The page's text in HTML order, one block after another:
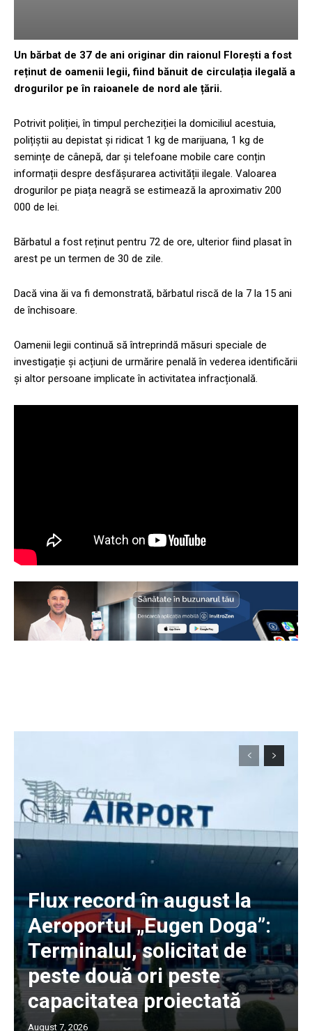
Un bărbat de 37 de ani originar din raionul Florești a fost
reținut de oamenii legii, fiind bănuit de circulația ilegală a
drogurilor pe în raioanele de nord ale țării.
Potrivit poliției, în timpul percheziției la domiciliul acestuia,
polițiștii au depistat și ridicat 1 kg de marijuana, 1 kg de
semințe de cânepă, dar și telefoane mobile care conțin
informații despre desfășurarea activității ilegale. Valoarea
drogurilor pe piața neagră se estimează la aproximativ 200
000 de lei.
Bărbatul a fost reținut pentru 72 de ore, ulterior fiind plasat în
arest pe un termen de 30 de zile.
Dacă vina ăi va fi demonstrată, bărbatul riscă de la 7 la 15 ani
de închisoare.
Oamenii legii continuă să întreprindă măsuri speciale de
investigație și acțiuni de urmărire penală în vederea identificării
și altor persoane implicate în activitatea infracțională.
Flux record în august la
Aeroportul „Eugen Doga”:
Terminalul, solicitat de
peste două ori peste
capacitatea proiectată
August 7, 2026